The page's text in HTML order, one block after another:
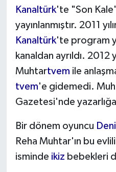
Kanaltürk'te "Son
yayınlanmıştır. 2011
Kanaltürk'te program
kanaldan ayrıldı. 2012
Muhtartvem ile
tvem'e gidemedi.
Gazetesi'nde
Bir dönem oyuncu
Reha Muhtar'ın bu
isminde ikiz bebekleri